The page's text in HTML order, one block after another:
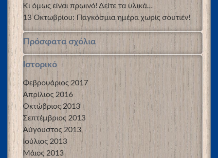
Κι όμως είναι πρωινό! Δείτε τα υλικά…
13 Οκτωβρίου: Παγκόσμια ημέρα χωρίς σουτιέν!
Πρόσφατα σχόλια
Ιστορικό
Φεβρουάριος 2017
Απρίλιος 2016
Οκτώβριος 2013
Σεπτέμβριος 2013
Αύγουστος 2013
Ιούλιος 2013
Μάιος 2013